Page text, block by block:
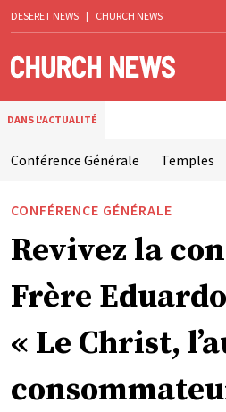
DESERET NEWS | CHURCH NEWS
DANS L'ACTUALITÉ
Conférence Générale Temples
CONFÉRENCE GÉNÉRALE
Revivez la
Frère
« Le Christ,